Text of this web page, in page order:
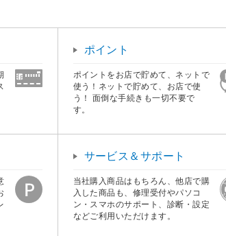
ポイント
ポイントをお店で貯めて、ネットで
使う！ネットで貯めて、お店で使
う！ 面倒な手続きも一切不要で
す。
サービス＆サポート
当社購入商品はもちろん、他店で購
入した商品も、修理受付やパソコ
ン・スマホのサポート、診断・設定
などご利用いただけます。